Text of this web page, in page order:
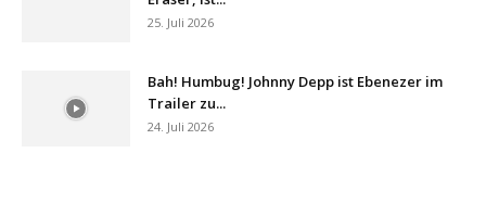
25. Juli 2026
Bah! Humbug! Johnny Depp ist Ebenezer im
Trailer zu...
24. Juli 2026